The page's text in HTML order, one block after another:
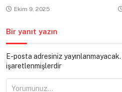
Ekim 9, 2025
Bir yanıt yazın
E-posta adresiniz yayınlanmayacak.
işaretlenmişlerdir